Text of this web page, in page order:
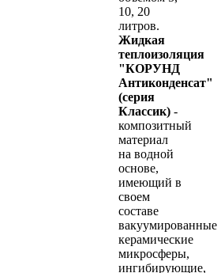
10, 20
литров.
Жидкая
теплоизоляция
"КОРУНД
Антиконденсат"
(серия
Классик) -
композитный
материал
на водной
основе,
имеющий в
своем
составе
вакуумированные
керамические
микросферы,
ингибирующие,